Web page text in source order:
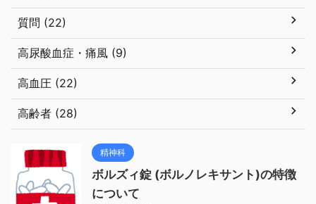
質問 (22)
高尿酸血症・痛風 (9)
高血圧 (22)
高齢者 (28)
精神科
ボルズィ錠 (ボルノレキサント)の特徴
について